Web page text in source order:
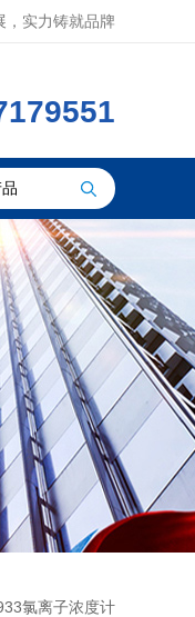
，实力铸就品牌
氯离子浓度计